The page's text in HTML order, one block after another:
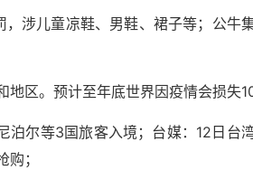
涉儿童凉鞋、男鞋、裙子等；公牛
区。预计至年底世界因疫情会损失
泊尔等3国旅客入境；台媒：12日台
；